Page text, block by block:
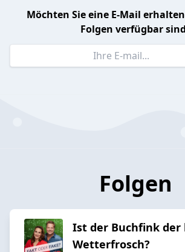
Möchten Sie eine E-Mail
Folgen verfügbar
Folgen
Ist der Buchfink der
Wetterfrosch?